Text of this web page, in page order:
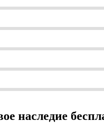
наследие